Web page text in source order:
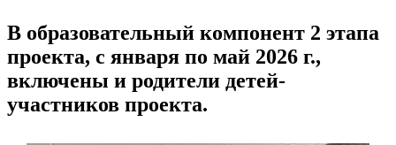
В образовательный компонент 2 этапа
проекта, с января по май 2026 г.,
включены и родители детей-
участников проекта.